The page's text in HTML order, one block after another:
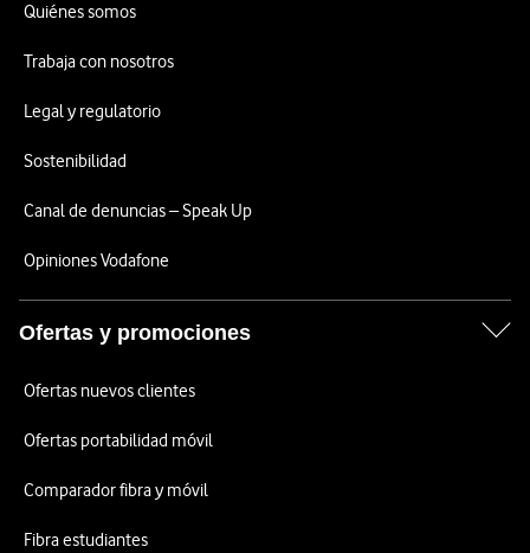
Quiénes somos
Trabaja con nosotros
Legal y regulatorio
Sostenibilidad
Canal de denuncias – Speak Up
Opiniones Vodafone
Ofertas y promociones
Ofertas nuevos clientes
Ofertas portabilidad móvil
Comparador fibra y móvil
Fibra estudiantes